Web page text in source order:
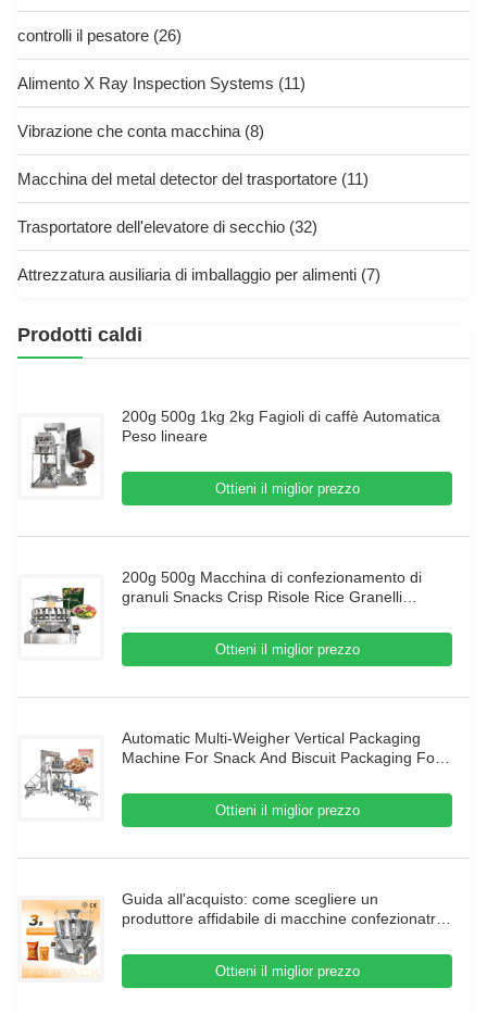
controlli il pesatore (26)
Alimento X Ray Inspection Systems (11)
Vibrazione che conta macchina (8)
Macchina del metal detector del trasportatore (11)
Trasportatore dell'elevatore di secchio (32)
Attrezzatura ausiliaria di imballaggio per alimenti (7)
Prodotti caldi
200g 500g 1kg 2kg Fagioli di caffè Automatica
Peso lineare
Ottieni il miglior prezzo
200g 500g Macchina di confezionamento di
granuli Snacks Crisp Risole Rice Granelli
Macchina di confezionamento
Ottieni il miglior prezzo
Automatic Multi-Weigher Vertical Packaging
Machine For Snack And Biscuit Packaging For
Ottieni il miglior prezzo
Guida all'acquisto: come scegliere un
produttore affidabile di macchine confezionatrici
Ottieni il miglior prezzo